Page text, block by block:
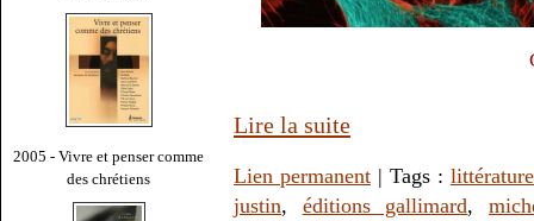
2005 - Vivre et penser comme
des chrétiens
Lire la suite
Lien permanent | Tags : littérature
justin, éditions gallimard,